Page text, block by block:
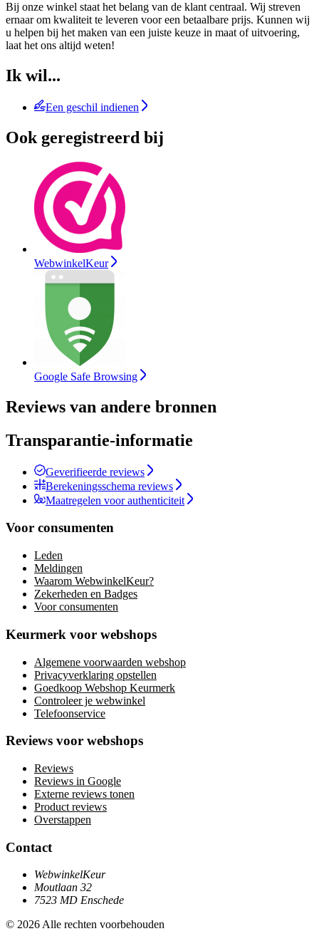
Bij onze winkel staat het belang van de klant centraal. Wij streven
ernaar om kwaliteit te leveren voor een betaalbare prijs. Kunnen wij
u helpen bij het maken van een juiste keuze in maat of uitvoering,
laat het ons altijd weten!
Ik wil...
Een geschil indienen
Ook geregistreerd bij
WebwinkelKeur
Google Safe Browsing
Reviews van andere bronnen
Transparantie-informatie
Geverifieerde reviews
Berekeningsschema reviews
Maatregelen voor authenticiteit
Voor consumenten
Leden
Meldingen
Waarom WebwinkelKeur?
Zekerheden en Badges
Voor consumenten
Keurmerk voor webshops
Algemene voorwaarden webshop
Privacyverklaring opstellen
Goedkoop Webshop Keurmerk
Controleer je webwinkel
Telefoonservice
Reviews voor webshops
Reviews
Reviews in Google
Externe reviews tonen
Product reviews
Overstappen
Contact
WebwinkelKeur
Moutlaan 32
7523 MD Enschede
© 2026 Alle rechten voorbehouden